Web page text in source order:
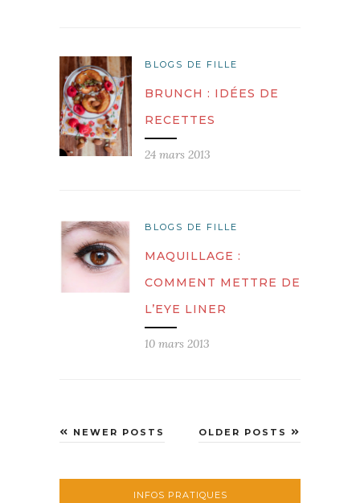
BLOGS DE FILLE
BRUNCH : IDÉES DE
RECETTES
24 mars 2013
BLOGS DE FILLE
MAQUILLAGE :
COMMENT METTRE DE
L’EYE LINER
10 mars 2013
OLDER POSTS
NEWER POSTS
INFOS PRATIQUES